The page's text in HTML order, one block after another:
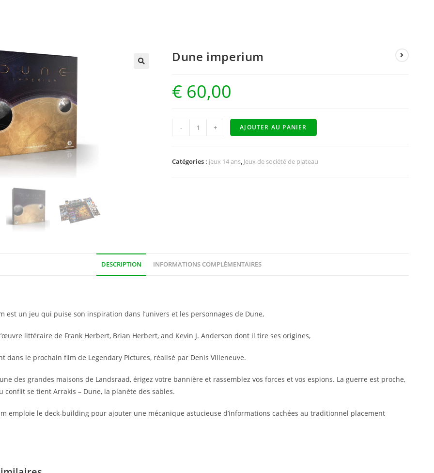
Dune imperium
€ 60,00
- + AJOUTER AU PANIER
Catégories : jeux 14 ans, Jeux de société de plateau
DESCRIPTION INFORMATIONS COMPLÉMENTAIRES
est un jeu qui puise son inspiration dans l’univers et les personnages de Dune,
littéraire de Frank Herbert, Brian Herbert, and Kevin J. Anderson dont il tire ses origines,
dans le prochain film de Legendary Pictures, réalisé par Denis Villeneuve.
des grandes maisons de Landsraad, érigez votre bannière et rassemblez vos forces et vos espions. La guerre est proche,
conflit se tient Arrakis – Dune, la planète des sables.
emploie le deck-building pour ajouter une mécanique astucieuse d’informations cachées au traditionnel placement